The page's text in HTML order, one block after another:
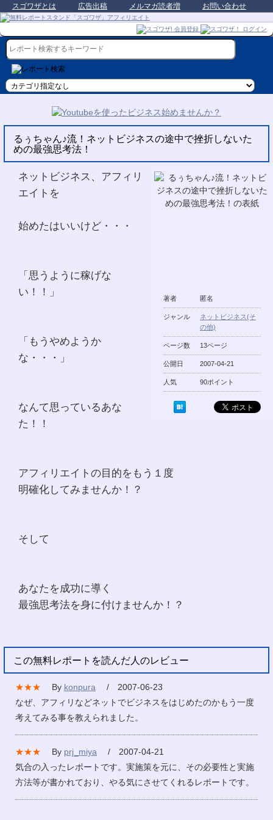
スゴワザとは 広告出稿 メルマガ読者増 お問い合わせ
るぅちゃん♪流！ネットビジネスの途中で挫折しないた
めの最強思考法！
著者 匿名
ジャンル
ネットビジネス(そ
の他)
ページ数 13ページ
公開日 2007-04-21
人気 90ポイント
ネットビジネス、アフィリ
エイトを
始めたはいいけど・・・
「思うように稼げな
い！！」
「もうやめようか
な・・・」
なんて思っているあな
た！！
アフィリエイトの目的をもう１度
明確化してみませんか！？
そして
あなたを成功に導く
最強思考法を身に付けませんか！？
この無料レポートを読んだ人のレビュー
★★★ By konpura
/ 2007-06-23
なぜ、アフィリなどネットでビジネスをはじめたのかもう一度
考えてみる事を教えられました。
★★★ By prj_miya
/ 2007-04-21
気合の入ったレポートです。実施策を元に、その必要性と実施
方法等が書かれており、やる気にさせてくれるレポートです。